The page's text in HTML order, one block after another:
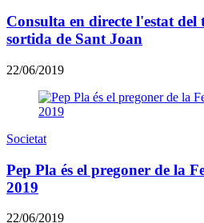
Consulta en directe l'estat
sortida de Sant Joan
22/06/2019
Societat
Pep Pla és el pregoner de la
2019
22/06/2019